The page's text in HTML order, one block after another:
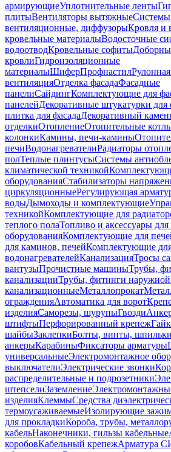
армирующиеУплотнительные ленты
плитыВентиляторы вытяжныеСистемы
вентиляционные, диффузорыКровля и
кровельные материалыВодосточные
водоотводКровельные софиты
кровлиГидроизоляционные
материалыШиферПрофнастил
вентиляцияОтделка фасадаФасадные
панелиСайдингКомплектующие для
панелейДекоративные штукатурки для
плитка для фасадаДекоративный
отделкиОтоплениеОтопительные
колонкиКамины, печи-камины
печиВодонагревателиРадиаторы
полТеплые плинтусыСистемы
климатической техникой
оборудованияСтабилизаторы
циркуляционныеРегулирующая
водыДымоходы и комплектующие
техникойКомплектующие для
теплого полаТопливо и аксессуары для
оборудованияКомплектующие для
для каминов, печейКомплектующие
водонагревателейКанализацияТросы
вантузыПрочистные машиныТрубы,
канализацииТрубы, фитинги наружной
канализационныеМеталлопрокат
огражденияАвтоматика для ворот
изделияСаморезы, шурупыГвозди
штифтыПерфорированный крепеж
шайбыЗаклепкиБолты, винты, шпильки
анкерыКарабиныФиксаторы арматуры
универсальныеЭлектромонтажное
выключателиЭлектрические звонки
распределительные и подрозетники
штепселиЗаземление
изделияКлеммыСредства
термоусаживаемыеИзолирующие
для прокладкиКороба, трубы,
кабельНаконечники, гильзы кабельные
коробовКабельный крепежАрматура